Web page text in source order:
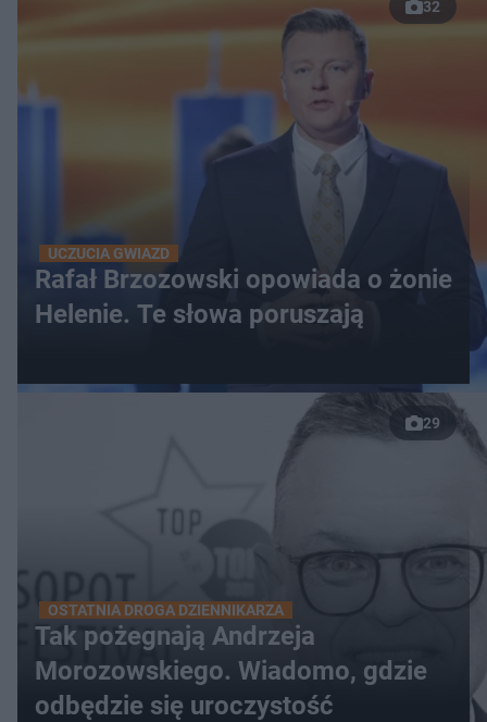
32
UCZUCIA GWIAZD
Rafał Brzozowski opowiada o żonie
Helenie. Te słowa poruszają
29
OSTATNIA DROGA DZIENNIKARZA
Tak pożegnają Andrzeja
Morozowskiego. Wiadomo, gdzie
odbędzie się uroczystość